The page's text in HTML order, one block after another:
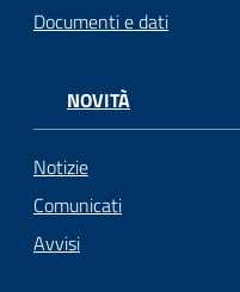
Documenti e dati
NOVITÀ
Notizie
Comunicati
Avvisi